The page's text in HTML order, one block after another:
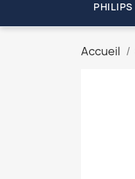
PHILIPS
Accueil